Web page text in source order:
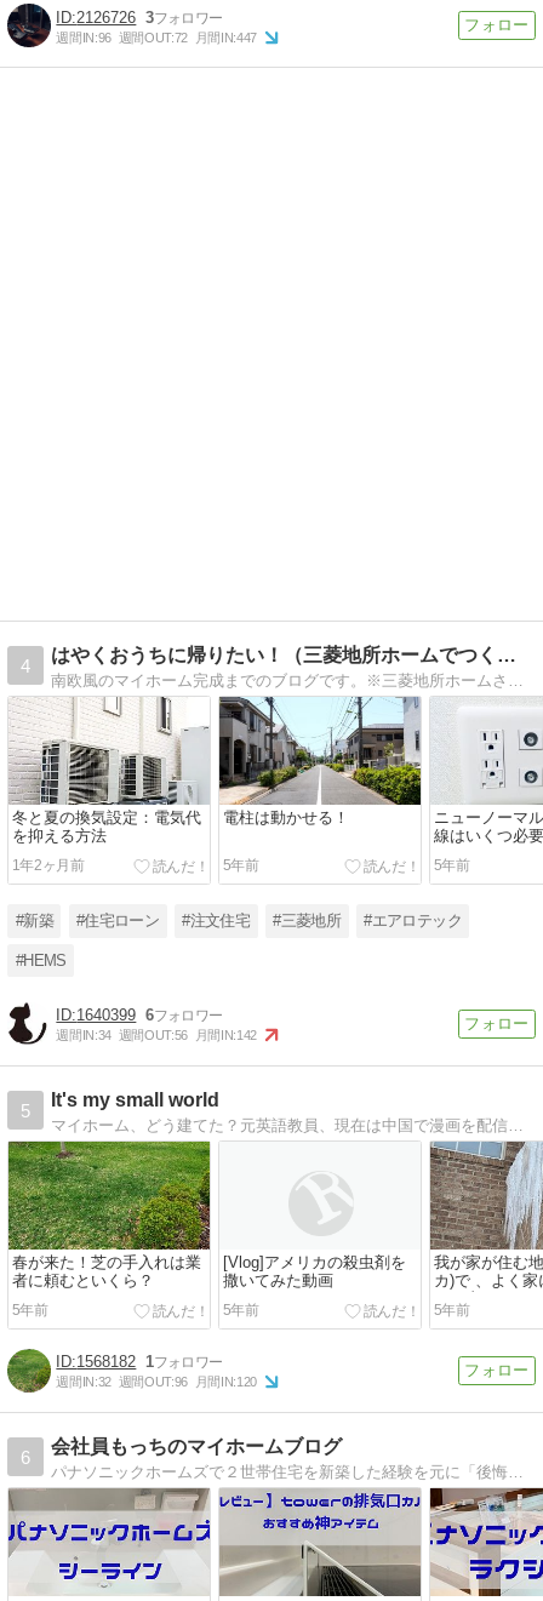
2126726 3
週間IN:96 週間OUT:72 月間IN:447
4
はやくおうちに帰りたい！（三菱地所ホームでつくるおうち） …
冬と夏の換気設定：電気代
を抑える方法
1年2ヶ月前
電柱は動かせる！
5年前
ニューノーマ
線はいくつ必
5年前
#新築 #住宅ローン #注文住宅 #三菱地所 #エアロテック
#HEMS
1640399 6
週間IN:34 週間OUT:56 月間IN:142
5
It's my small world
マイホーム、どう建てた？元英語教員、現在は中国で漫画を配信しています。2014年１月に男の子を出産。
春が来た！芝の手入れは業
者に頼むといくら？
5年前
[Vlog]アメリカの殺虫剤を
撒いてみた動画
5年前
我が家が住む
カ)で 、よく家
くる虫とは？
5年前
1568182 1
週間IN:32 週間OUT:96 月間IN:120
6
会社員もっちのマイホームブログ
パナソニックホームズで２世帯住宅を新築した経験を元に「後悔しない」「家事負担を減らす」「１００万円コストダウン」を目指した家づくりブログです。